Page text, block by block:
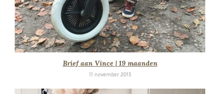
Brief aan Vince | 19 maanden
11 november 2015